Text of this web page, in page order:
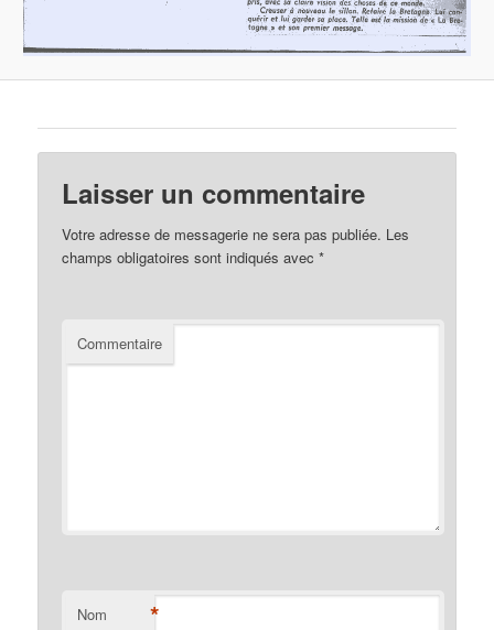
Laisser un commentaire
Votre adresse de messagerie ne sera pas publiée. Les
champs obligatoires sont indiqués avec*
Commentaire
Nom *